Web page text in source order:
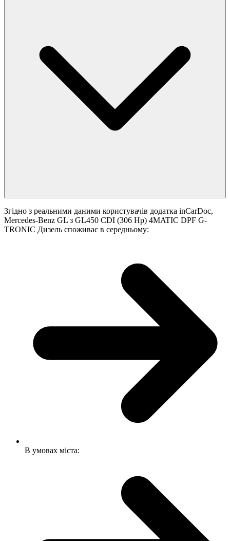
Згідно з реальними даними користувачів додатка inCarDoc,
Mercedes-Benz GL з GL450 CDI (306 Hp) 4MATIC DPF G-
TRONIC Дизель споживає в середньому:
В умовах міста: